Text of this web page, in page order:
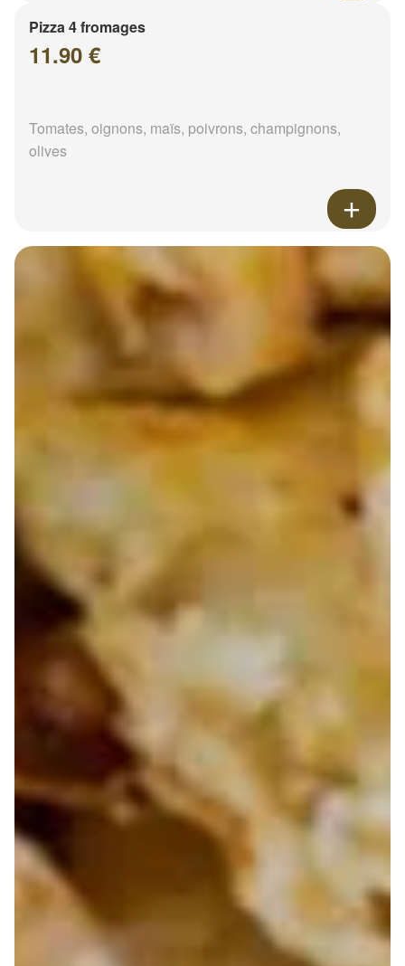
Pizza 4 fromages
11.90 €
Tomates, oignons, maïs, poivrons, champignons,
olives